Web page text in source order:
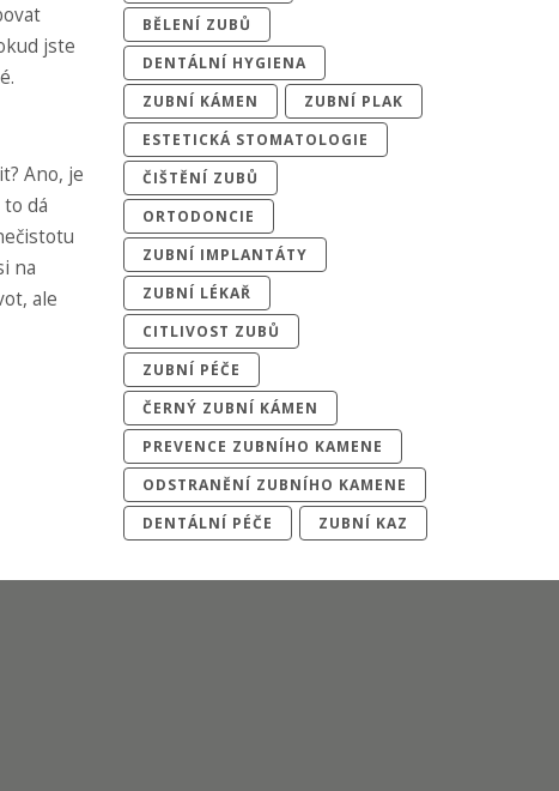
jste
Ano, je
dá
na
ale
BĚLENÍ ZUBŮ
DENTÁLNÍ HYGIENA
ZUBNÍ KÁMEN
ZUBNÍ PLAK
ESTETICKÁ STOMATOLOGIE
ČIŠTĚNÍ ZUBŮ
ORTODONCIE
ZUBNÍ IMPLANTÁTY
ZUBNÍ LÉKAŘ
CITLIVOST ZUBŮ
ZUBNÍ PÉČE
ČERNÝ ZUBNÍ KÁMEN
PREVENCE ZUBNÍHO KAMENE
ODSTRANĚNÍ ZUBNÍHO KAMENE
DENTÁLNÍ PÉČE
ZUBNÍ KAZ